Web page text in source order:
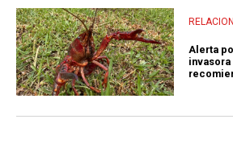
Alerta
invasora